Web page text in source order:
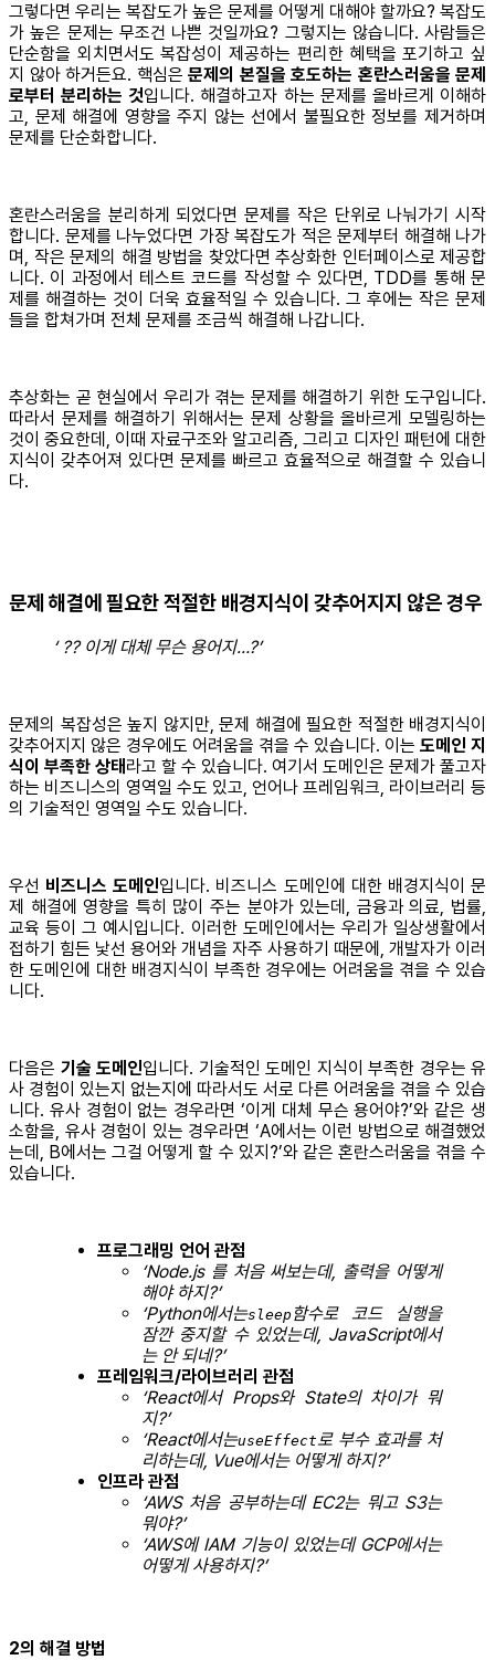
그렇다면 우리는 복잡도가 높은 문제를 어떻게 대해야 할까요? 복잡도
가 높은 문제는 무조건 나쁜 것일까요? 그렇지는 않습니다. 사람들은
단순함을 외치면서도 복잡성이 제공하는 편리한 혜택을 포기하고 싶
지 않아 하거든요. 핵심은 문제의 본질을 호도하는 혼란스러움을 문제
로부터 분리하는 것입니다. 해결하고자 하는 문제를 올바르게 이해하
고, 문제 해결에 영향을 주지 않는 선에서 불필요한 정보를 제거하며
문제를 단순화합니다.
혼란스러움을 분리하게 되었다면 문제를 작은 단위로 나눠가기 시작
합니다. 문제를 나누었다면 가장 복잡도가 적은 문제부터 해결해 나가
며, 작은 문제의 해결 방법을 찾았다면 추상화한 인터페이스로 제공합
니다. 이 과정에서 테스트 코드를 작성할 수 있다면, TDD를 통해 문
제를 해결하는 것이 더욱 효율적일 수 있습니다. 그 후에는 작은 문제
들을 합쳐가며 전체 문제를 조금씩 해결해 나갑니다.
추상화는 곧 현실에서 우리가 겪는 문제를 해결하기 위한 도구입니다.
따라서 문제를 해결하기 위해서는 문제 상황을 올바르게 모델링하는
것이 중요한데, 이때 자료구조와 알고리즘, 그리고 디자인 패턴에 대한
지식이 갖추어져 있다면 문제를 빠르고 효율적으로 해결할 수 있습니
다.
문제 해결에 필요한 적절한 배경지식이 갖추어지지 않은 경우
‘ ?? 이게 대체 무슨 용어지…?’
문제의 복잡성은 높지 않지만, 문제 해결에 필요한 적절한 배경지식이
갖추어지지 않은 경우에도 어려움을 겪을 수 있습니다. 이는 도메인 지
식이 부족한 상태라고 할 수 있습니다. 여기서 도메인은 문제가 풀고자
하는 비즈니스의 영역일 수도 있고, 언어나 프레임워크, 라이브러리 등
의 기술적인 영역일 수도 있습니다.
우선 비즈니스 도메인입니다. 비즈니스 도메인에 대한 배경지식이 문
제 해결에 영향을 특히 많이 주는 분야가 있는데, 금융과 의료, 법률,
교육 등이 그 예시입니다. 이러한 도메인에서는 우리가 일상생활에서
접하기 힘든 낯선 용어와 개념을 자주 사용하기 때문에, 개발자가 이러
한 도메인에 대한 배경지식이 부족한 경우에는 어려움을 겪을 수 있습
니다.
다음은 기술 도메인입니다. 기술적인 도메인 지식이 부족한 경우는 유
사 경험이 있는지 없는지에 따라서도 서로 다른 어려움을 겪을 수 있습
니다. 유사 경험이 없는 경우라면 ‘이게 대체 무슨 용어야?’와 같은 생
소함을, 유사 경험이 있는 경우라면 ‘A에서는 이런 방법으로 해결했었
는데, B에서는 그걸 어떻게 할 수 있지?’와 같은 혼란스러움을 겪을 수
있습니다.
프로그래밍 언어 관점
‘Node.js 를 처음 써보는데, 출력을 어떻게
해야 하지?’
‘Python에서는sleep 함수로 코드 실행을
잠깐 중지할 수 있었는데, JavaScript에서
는 안 되네?’
프레임워크/라이브러리 관점
‘React에서 Props와 State의 차이가 뭐
지?’
‘React에서는useEffect로 부수 효과를 처
리하는데, Vue에서는 어떻게 하지?’
인프라 관점
‘AWS 처음 공부하는데 EC2는 뭐고 S3는
뭐야?’
‘AWS에 IAM 기능이 있었는데 GCP에서는
어떻게 사용하지?’
2의 해결 방법